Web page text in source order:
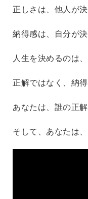
正しさは、他人が決
納得感は、自分が決
人生を決めるのは、
正解ではなく、納得
あなたは、誰の正
そして、あなたは